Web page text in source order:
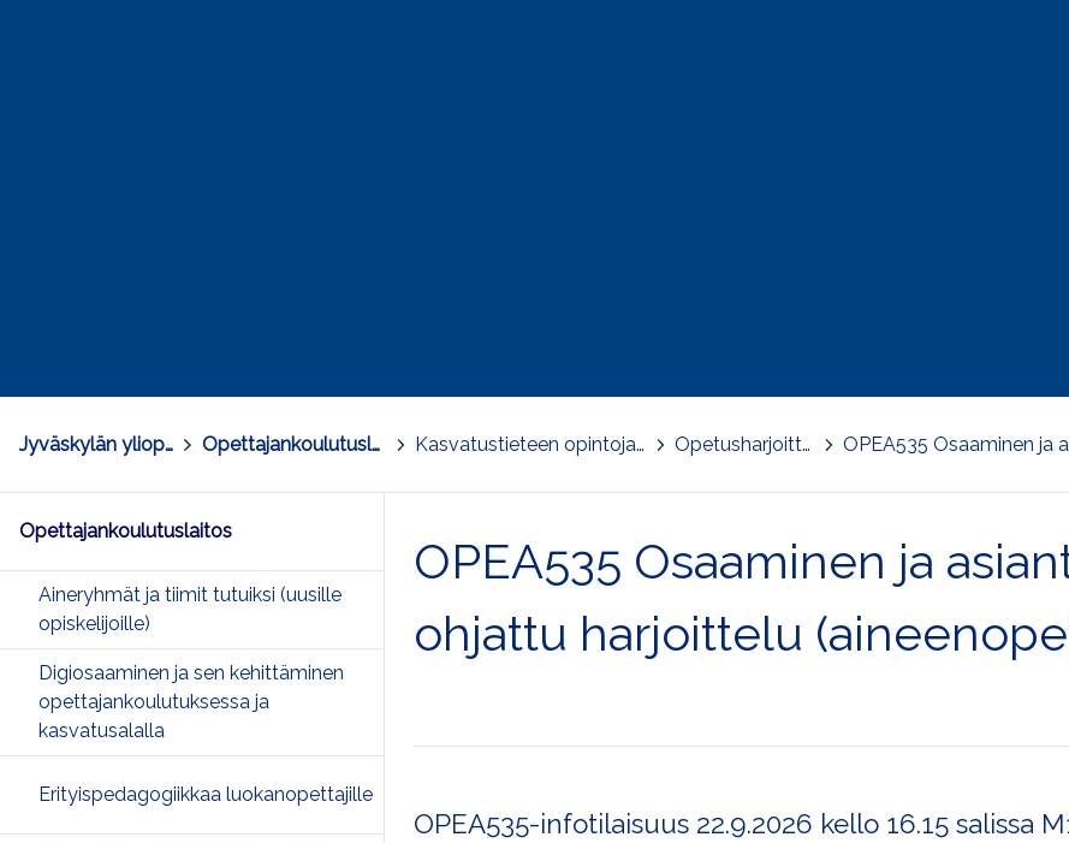
Jyväskylän yliopisto Opettajankoulutuslaitos Kasvatustieteen opintojaksoja Opetusharjoittelut
OPEA535 Osaaminen ja
ohjattu harjoittelu
OPEA535-infotilaisuus 22.9.2026 kello 16.15 salissa
Opettajankoulutuslaitos
Aineryhmät ja tiimit tutuiksi (uusille
opiskelijoille)
Digiosaaminen ja sen kehittäminen
opettajankoulutuksessa ja
kasvatusalalla
Erityispedagogiikkaa luokanopettajille